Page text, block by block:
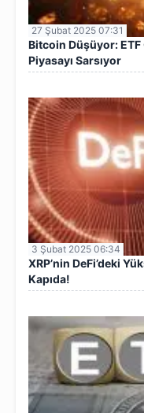
27 Şubat 2025 07:31
Bitcoin Düşüyor: ETF
Piyasayı Sarsıyor
3 Şubat 2025 06:34
XRP’nin DeFi’deki
Kapıda!